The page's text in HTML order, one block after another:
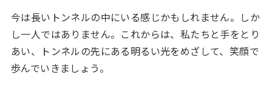
今は長いトンネルの中にいる感じかもしれません。しか
し一人ではありません。これからは、私たちと手をとり
あい、トンネルの先にある明るい光をめざして、笑顔で
歩んでいきましょう。